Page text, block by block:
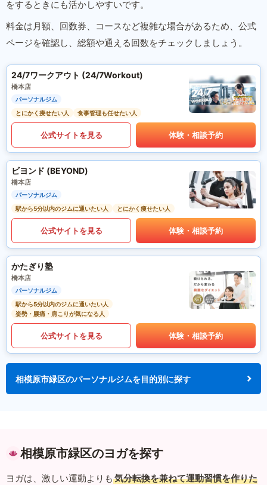
をするときにも活かしやすいです。
料金は月額、回数券、コースなど複雑な場合があるため、公式
ページを確認し、総額や通える回数をチェックしましょう。
24/7ワークアウト (24/7Workout)
橋本店
パーソナルジム
とにかく痩せたい人
食事管理も任せたい人
公式サイトを見る 体験・相談予約
ビヨンド (BEYOND)
橋本店
パーソナルジム
駅から5分以内のジムに通いたい人
とにかく痩せたい人
公式サイトを見る 体験・相談予約
かたぎり塾
橋本店
パーソナルジム
駅から5分以内のジムに通いたい人
姿勢・腰痛・肩こりが気になる人
公式サイトを見る 体験・相談予約
相模原市緑区のパーソナルジムを目的別に探す
相模原市緑区のヨガを探す
ヨガは、激しい運動よりも 気分転換を兼ねて運動習慣を作りた